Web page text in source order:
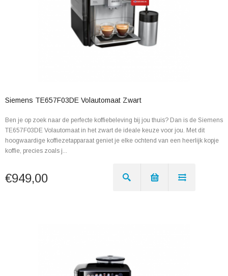
Siemens TE657F03DE Volautomaat Zwart
Ben je op zoek naar de perfecte koffiebeleving bij jou thuis? Dan is de Siemens
TE657F03DE Volautomaat in het zwart de ideale keuze voor jou. Met dit
hoogwaardige koffiezetapparaat geniet je elke ochtend van een heerlijk kopje
koffie, precies zoals j...
€949,00